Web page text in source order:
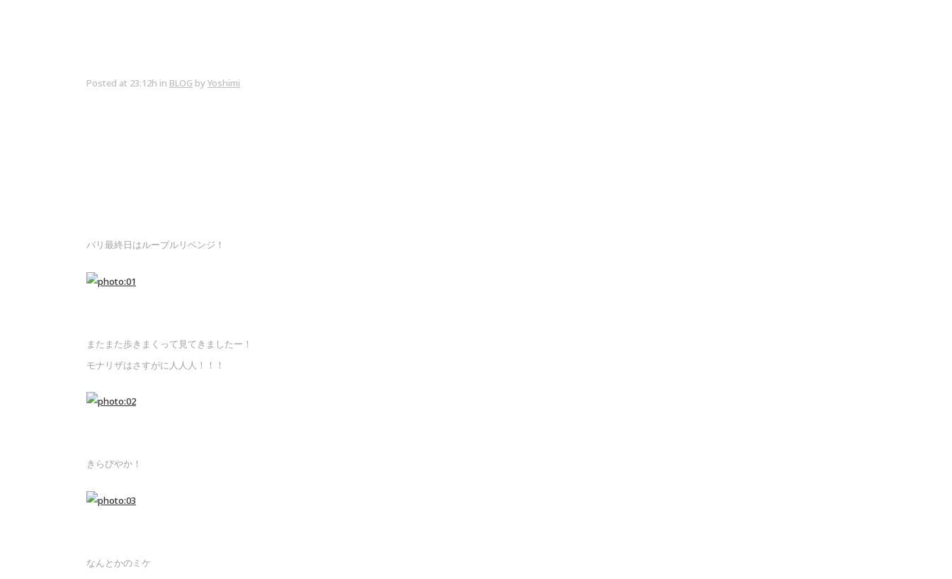
Posted at 23:12h in BLOG byYoshimi
パリ最終日はルーブルリベンジ！
またまた歩きまくって見てきましたー！
モナリザはさすがに人人人！！！
きらびやか！
なんとかのミケ